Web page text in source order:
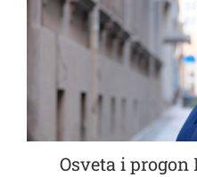
Osveta i